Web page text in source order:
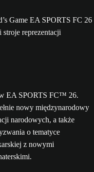
EA SPORTS FC™ 26.
nowy międzynarodowy
narodowych, a także
o tematyce
z nowymi